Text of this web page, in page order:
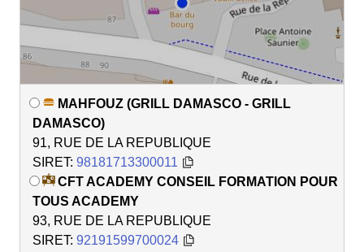
MAHFOUZ (GRILL DAMASCO - GRILL
DAMASCO)
91, RUE DE LA REPUBLIQUE
SIRET: 98181713300011
CFT ACADEMY CONSEIL FORMATION POUR
TOUS ACADEMY
93, RUE DE LA REPUBLIQUE
SIRET: 92191599700024